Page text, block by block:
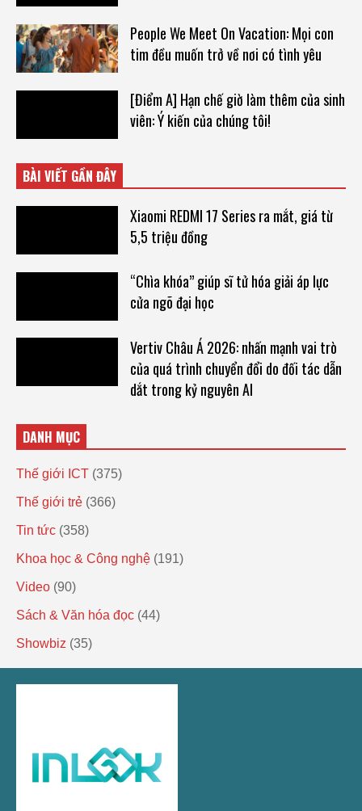
People We Meet On Vacation: Mọi con
tim đều muốn trở về nơi có tình yêu
[Điểm A] Hạn chế giờ làm thêm của sinh
viên: Ý kiến của chúng tôi!
BÀI VIẾT GẦN ĐÂY
Xiaomi REDMI 17 Series ra mắt, giá từ
5,5 triệu đồng
“Chìa khóa” giúp sĩ tử hóa giải áp lực
cửa ngõ đại học
Vertiv Châu Á 2026: nhấn mạnh vai trò
của quá trình chuyển đổi do đối tác dẫn
dắt trong kỷ nguyên AI
DANH MỤC
Thế giới ICT (375)
Thế giới trẻ (366)
Tin tức (358)
Khoa học & Công nghệ (191)
Video (90)
Sách & Văn hóa đọc (44)
Showbiz (35)